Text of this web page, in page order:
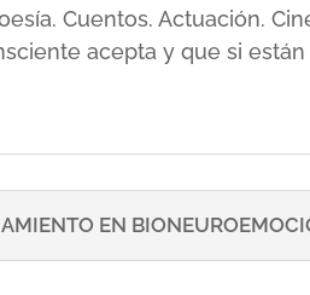
Cuentos. Actuación.
acepta y que si
EN